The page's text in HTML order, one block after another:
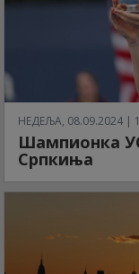
НЕДЕЉА, 08.09.2024 |
Шампионка
Српкиња